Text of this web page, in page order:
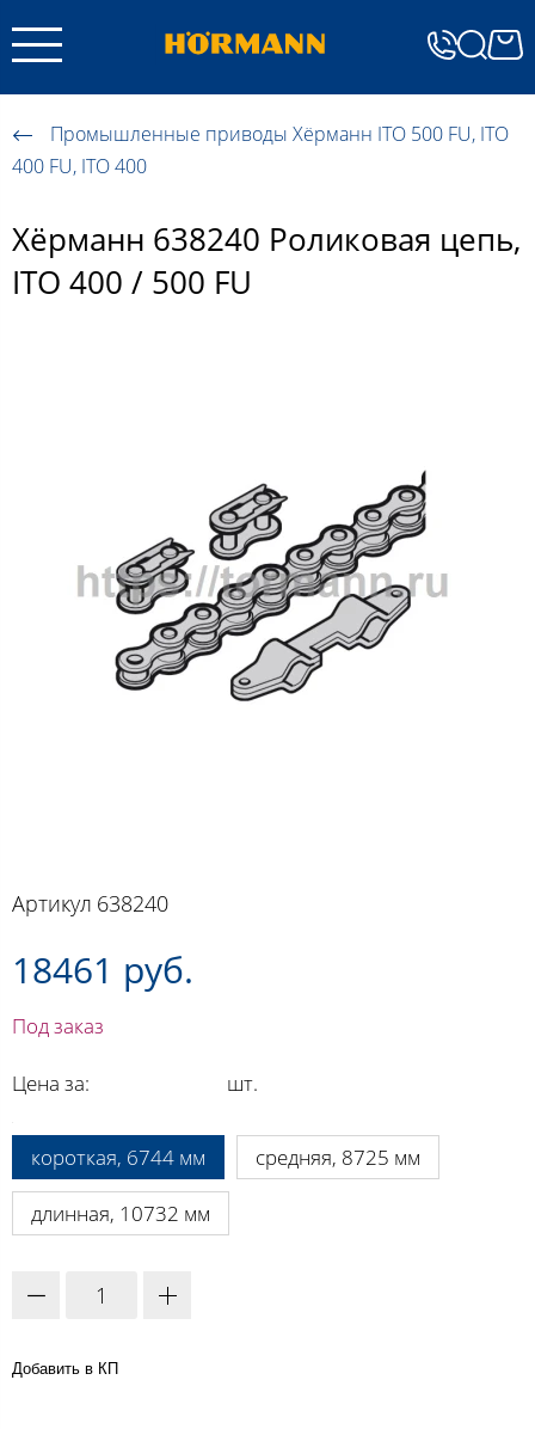
Промышленные приводы Хёрманн ITO 500 FU, ITO
400 FU, ITO 400
Хёрманн 638240 Роликовая цепь,
ITO 400 / 500 FU
Артикул 638240
18461 руб.
Под заказ
Цена за: шт.
короткая, 6744 мм средняя, 8725 мм
длинная, 10732 мм
Добавить в КП